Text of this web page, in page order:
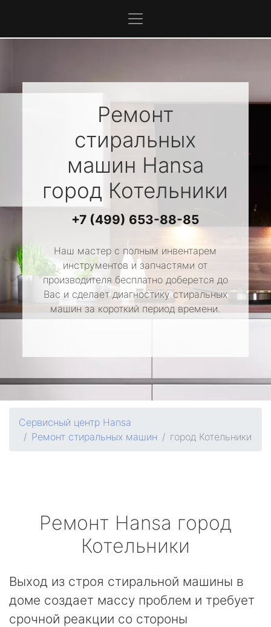
Ремонт
стиральных
машин Hansa
город Котельники
+7 (499) 653-88-85
Наш мастер с полным инвентарем
инструментов и запчастями от
производителя бесплатно доберется до
Вас и сделает диагностику стиральных
машин за короткий период времени.
Сервисный центр Hansa
Ремонт стиральных машин
город Котельники
Ремонт Hansa город
Котельники
Выход из строя стиральной машины в
доме создает массу проблем и требует
срочной реакции со стороны